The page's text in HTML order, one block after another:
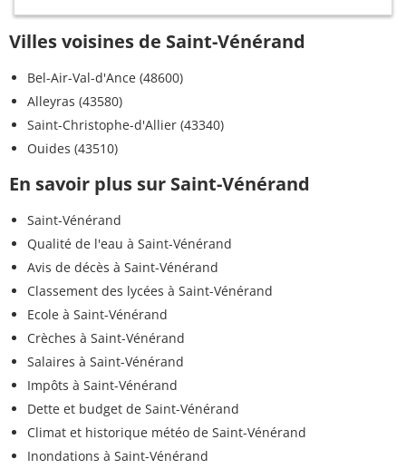
Villes voisines de Saint-Vénérand
Bel-Air-Val-d'Ance (48600)
Alleyras (43580)
Saint-Christophe-d'Allier (43340)
Ouides (43510)
En savoir plus sur Saint-Vénérand
Saint-Vénérand
Qualité de l'eau à Saint-Vénérand
Avis de décès à Saint-Vénérand
Classement des lycées à Saint-Vénérand
Ecole à Saint-Vénérand
Crèches à Saint-Vénérand
Salaires à Saint-Vénérand
Impôts à Saint-Vénérand
Dette et budget de Saint-Vénérand
Climat et historique météo de Saint-Vénérand
Inondations à Saint-Vénérand